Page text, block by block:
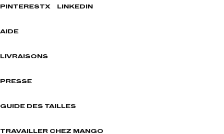
PINTERESTX LINKEDIN
AIDE
LIVRAISONS
PRESSE
GUIDE DES TAILLES
TRAVAILLER CHEZ MANGO